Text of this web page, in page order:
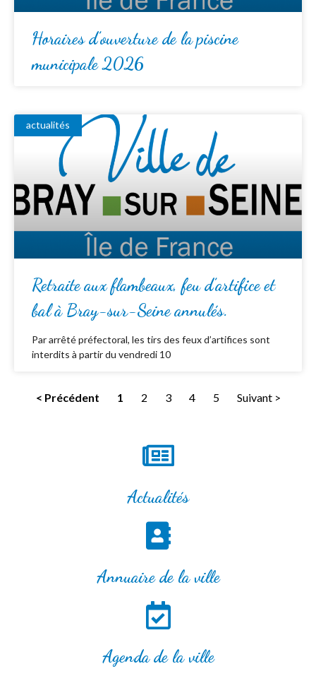
Horaires d’ouverture de la piscine
municipale 2026
actualités
Retraite aux flambeaux, feu d’artifice et
bal à Bray-sur-Seine annulés.
Par arrêté préfectoral, les tirs des feux d’artifices sont
interdits à partir du vendredi 10
< Précédent 1 2 3 4 5 Suivant >
Actualités
Annuaire de la ville
Agenda de la ville